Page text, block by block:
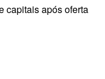
capitais após oferta